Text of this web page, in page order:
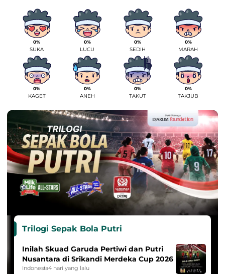
0%
SUKA
0%
LUCU
0%
SEDIH
0%
MARAH
0%
KAGET
0%
ANEH
0%
TAKUT
0%
TAKJUB
Trilogi Sepak Bola Putri
Inilah Skuad Garuda Pertiwi dan Putri
Nusantara di Srikandi Merdeka Cup 2026
Indonesia4 hari yang lalu